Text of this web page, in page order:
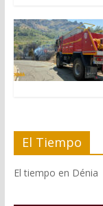
El Tiempo
El tiempo en Dénia